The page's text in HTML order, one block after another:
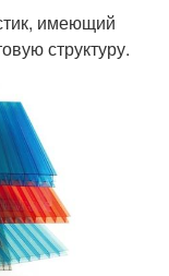
имеющий
структуру.